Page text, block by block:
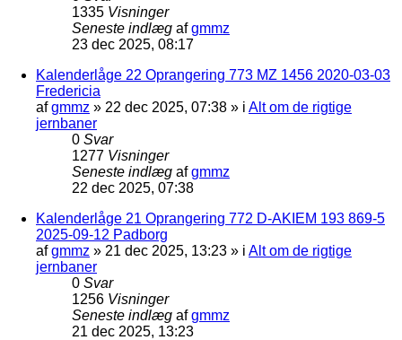
1335 Visninger
Seneste indlæg afgmmz
23 dec 2025, 08:17
Kalenderlåge 22 Oprangering 773 MZ 1456 2020-03-03
Fredericia
afgmmz » 22 dec 2025, 07:38 » i Alt om de rigtige
jernbaner
0 Svar
1277 Visninger
Seneste indlæg afgmmz
22 dec 2025, 07:38
Kalenderlåge 21 Oprangering 772 D-AKIEM 193 869-5
2025-09-12 Padborg
afgmmz » 21 dec 2025, 13:23 » i Alt om de rigtige
jernbaner
0 Svar
1256 Visninger
Seneste indlæg afgmmz
21 dec 2025, 13:23